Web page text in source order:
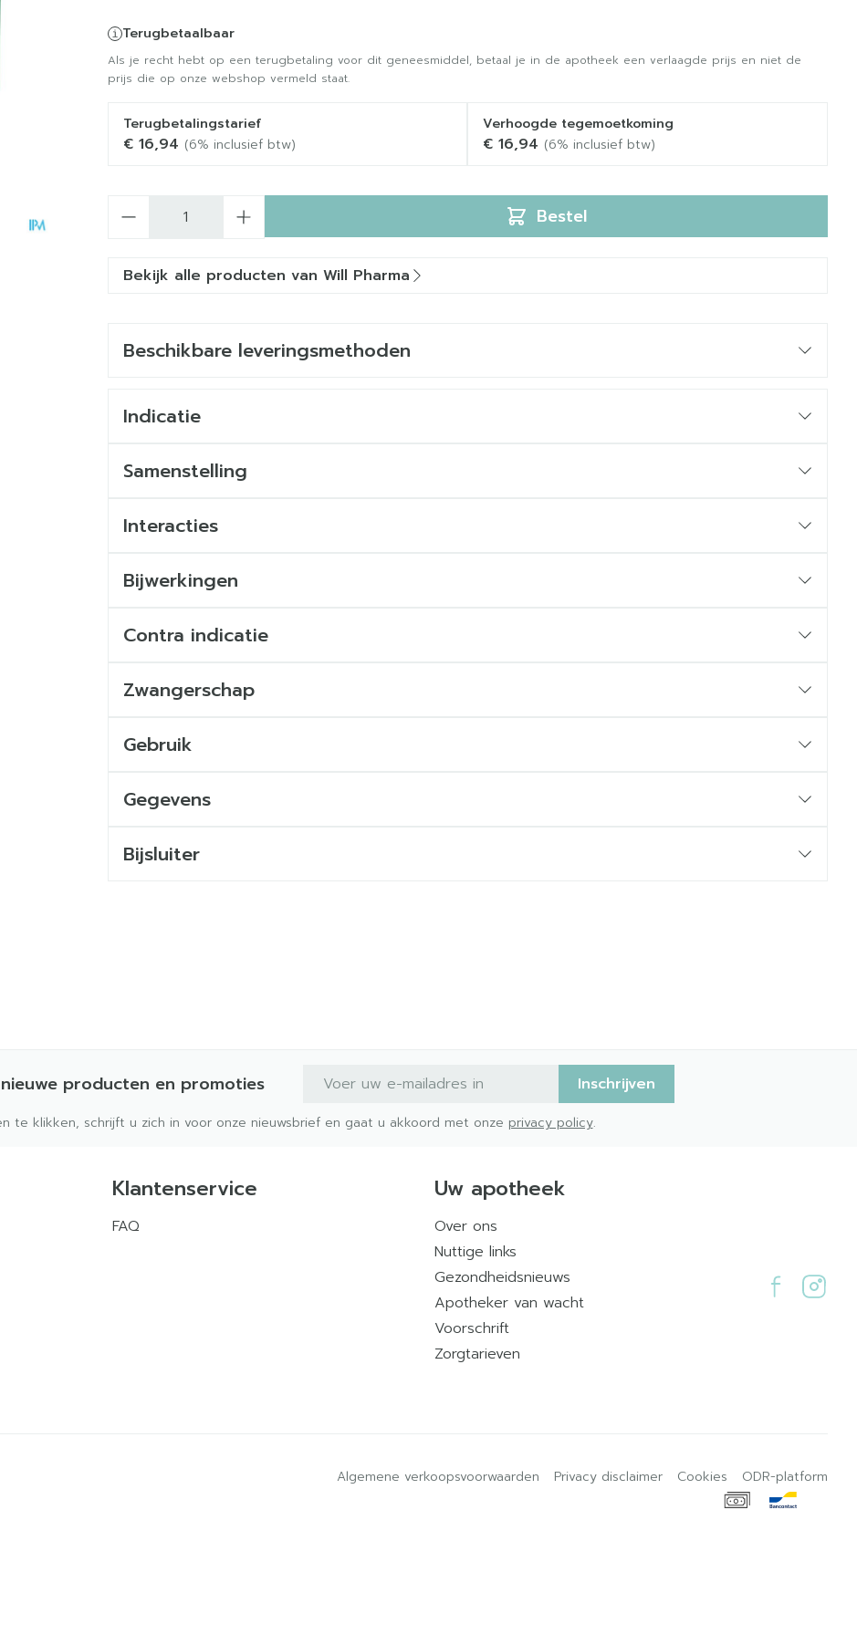
Terugbetaalbaar
Als je recht hebt op een terugbetaling voor dit geneesmiddel, betaal je in de apotheek een verlaagde prijs en niet de
prijs die op onze webshop vermeld staat.
Terugbetalingstarief
€ 16,94 (6% inclusief btw)
Verhoogde tegemoetkoming
€ 16,94 (6% inclusief btw)
Bestel
Bekijk alle producten van Will Pharma
Beschikbare leveringsmethoden
Indicatie
Samenstelling
Interacties
Bijwerkingen
Contra indicatie
Zwangerschap
Gebruik
Gegevens
Bijsluiter
producten en promoties E-mail adres Inschrijven
te klikken, schrijft u zich in voor onze nieuwsbrief en gaat u akkoord met onze privacy policy.
Klantenservice
FAQ
Uw apotheek
Over ons
Nuttige links
Gezondheidsnieuws
Apotheker van wacht
Voorschrift
Zorgtarieven
Algemene verkoopsvoorwaarden Privacy disclaimer Cookies ODR-platform